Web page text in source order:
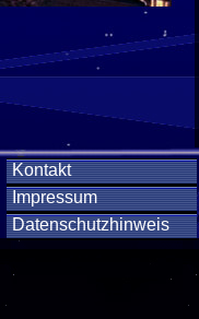
Kontakt
Impressum
Datenschutzhinweis